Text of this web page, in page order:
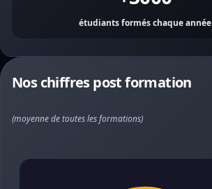
étudiants formés chaque année
Nos chiffres post formation
(moyenne de toutes les formations)